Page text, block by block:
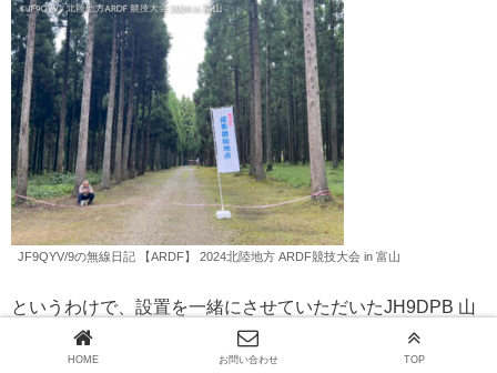
JF9QYV/9の無線日記 【ARDF】 2024北陸地方 ARDF競技大会 in 富山
というわけで、設置を一緒にさせていただいたJH9DPB 山
本さんと一緒に探索開始地点へ行きます。
HOME お問い合わせ TOP